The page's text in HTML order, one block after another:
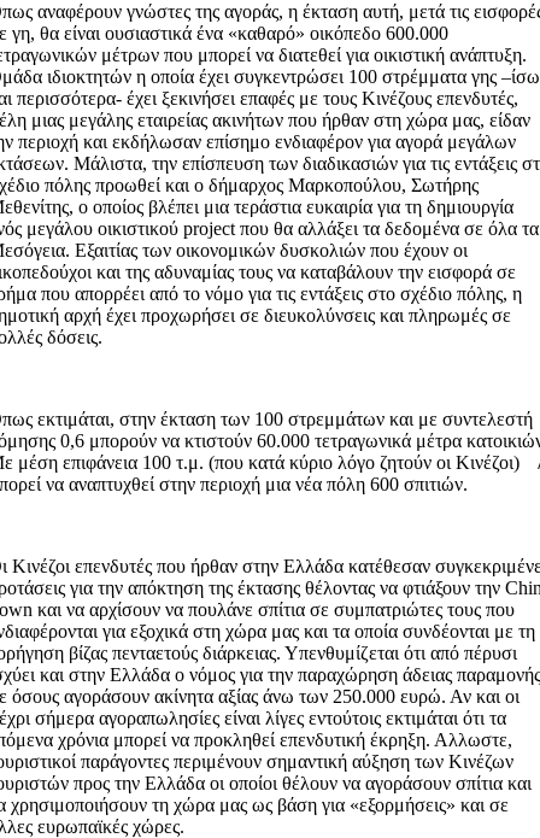
αναφέρουν γνώστες της αγοράς, η έκταση αυτή, μετά τις
γη, θα είναι ουσιαστικά ένα «καθαρό» οικόπεδο 600.000
μέτρων που μπορεί να διατεθεί για οικιστική ανάπτυξη.
ιδιοκτητών η οποία έχει συγκεντρώσει 100 στρέμματα γης
περισσότερα- έχει ξεκινήσει επαφές με τους Κινέζους επενδυτές,
μιας μεγάλης εταιρείας ακινήτων που ήρθαν στη χώρα μας, είδαν
περιοχή και εκδήλωσαν επίσημο ενδιαφέρον για αγορά μεγάλων
Μάλιστα, την επίσπευση των διαδικασιών για τις εντάξεις
πόλης προωθεί και ο δήμαρχος Μαρκοπούλου, Σωτήρης
ο οποίος βλέπει μια τεράστια ευκαιρία για τη δημιουργία
μεγάλου οικιστικού project που θα αλλάξει τα δεδομένα σε όλα τα
Εξαιτίας των οικονομικών δυσκολιών που έχουν οι
και της αδυναμίας τους να καταβάλουν την εισφορά σε
που απορρέει από το νόμο για τις εντάξεις στο σχέδιο πόλης, η
αρχή έχει προχωρήσει σε διευκολύνσεις και πληρωμές σε
δόσεις.
εκτιμάται, στην έκταση των 100 στρεμμάτων και με συντελεστή
0,6 μπορούν να κτιστούν 60.000 τετραγωνικά μέτρα
μέση επιφάνεια 100 τ.μ. (που κατά κύριο λόγο ζητούν οι Κινέζοι)
να αναπτυχθεί στην περιοχή μια νέα πόλη 600 σπιτιών.
Κινέζοι επενδυτές που ήρθαν στην Ελλάδα κατέθεσαν
για την απόκτηση της έκτασης θέλοντας να φτιάξουν την
και να αρχίσουν να πουλάνε σπίτια σε συμπατριώτες τους που
για εξοχικά στη χώρα μας και τα οποία συνδέονται με τη
βίζας πενταετούς διάρκειας. Υπενθυμίζεται ότι από πέρυσι
και στην Ελλάδα ο νόμος για την παραχώρηση άδειας
όσους αγοράσουν ακίνητα αξίας άνω των 250.000 ευρώ. Αν και οι
σήμερα αγοραπωλησίες είναι λίγες εντούτοις εκτιμάται ότι τα
χρόνια μπορεί να προκληθεί επενδυτική έκρηξη. Αλλωστε,
παράγοντες περιμένουν σημαντική αύξηση των Κινέζων
προς την Ελλάδα οι οποίοι θέλουν να αγοράσουν σπίτια και
χρησιμοποιήσουν τη χώρα μας ως βάση για «εξορμήσεις» και σε
ευρωπαϊκές χώρες.